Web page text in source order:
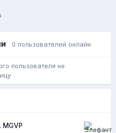
0 пользователей онлайн
пользователя не
MGVP